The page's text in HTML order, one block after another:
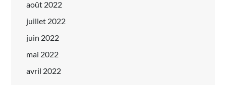
août 2022
juillet 2022
juin 2022
mai 2022
avril 2022